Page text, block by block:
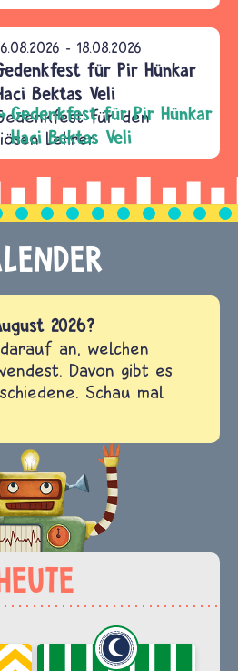
- 18.08.2026
für Pir Hünkar
Bektas Veli
für den
Lehrer
Gedenkfest für Pir Hünkar
Haci Bektas Veli
2026?
an, welchen
Davon gibt es
Schau mal